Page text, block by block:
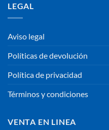
LEGAL
Aviso legal
Políticas de devolución
Política de privacidad
Términos y condiciones
VENTA EN LINEA